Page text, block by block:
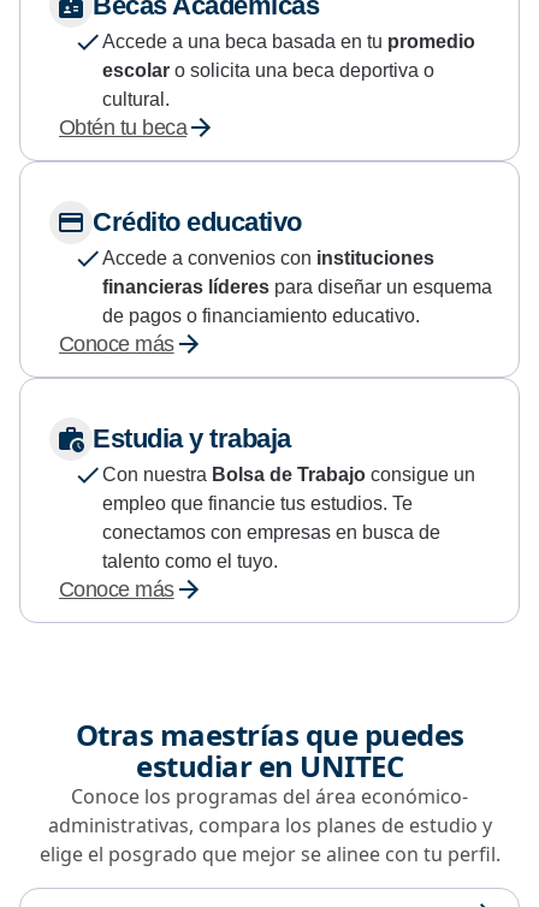
Accede a una beca basada en tu promedio
escolar o solicita una beca deportiva o
cultural.
Obtén tu beca
Crédito educativo
Accede a convenios con instituciones
financieras líderes para diseñar un esquema
de pagos o financiamiento educativo.
Conoce más
Estudia y trabaja
Con nuestra Bolsa de Trabajo consigue un
empleo que financie tus estudios. Te
conectamos con empresas en busca de
talento como el tuyo.
Conoce más
Otras maestrías que puedes
estudiar en UNITEC
Conoce los programas del área económico-
administrativas, compara los planes de estudio y
elige el posgrado que mejor se alinee con tu perfil.